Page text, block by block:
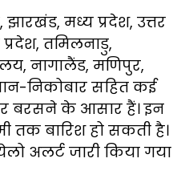
मध्य प्रदेश, उत्तर
तमिलनाडु,
नागालैंड, मणिपुर,
निकोबार सहित कई
बरसने के आसार हैं। इन
तक बारिश हो सकती है।
अलर्ट जारी किया गया